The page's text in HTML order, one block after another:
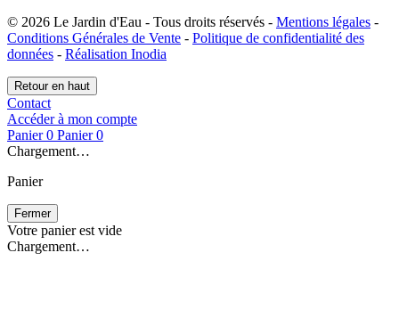
© 2026 Le Jardin d'Eau - Tous droits réservés - Mentions légales -
Conditions Générales de Vente - Politique de confidentialité des
données - Réalisation Inodia
Retour en haut
Contact
Accéder à mon compte
Panier 0 Panier 0
Chargement…
Panier
Fermer
Votre panier est vide
Chargement…